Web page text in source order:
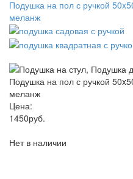
Цена:
1450руб.
Нет в наличии